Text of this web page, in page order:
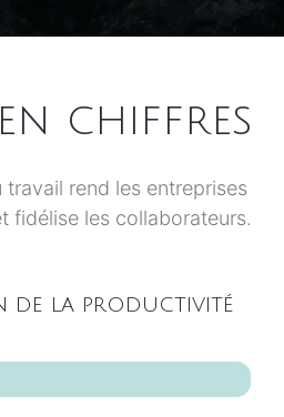
chiffres
rend les entreprises
fidélise les collaborateurs.
de la productivité